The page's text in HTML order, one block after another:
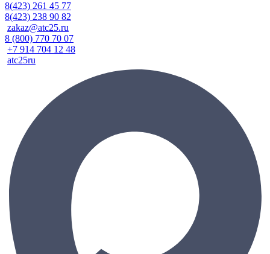
8(423) 261 45 77
8(423) 238 90 82
zakaz@atc25.ru
8 (800) 770 70 07
+7 914 704 12 48
atc25ru